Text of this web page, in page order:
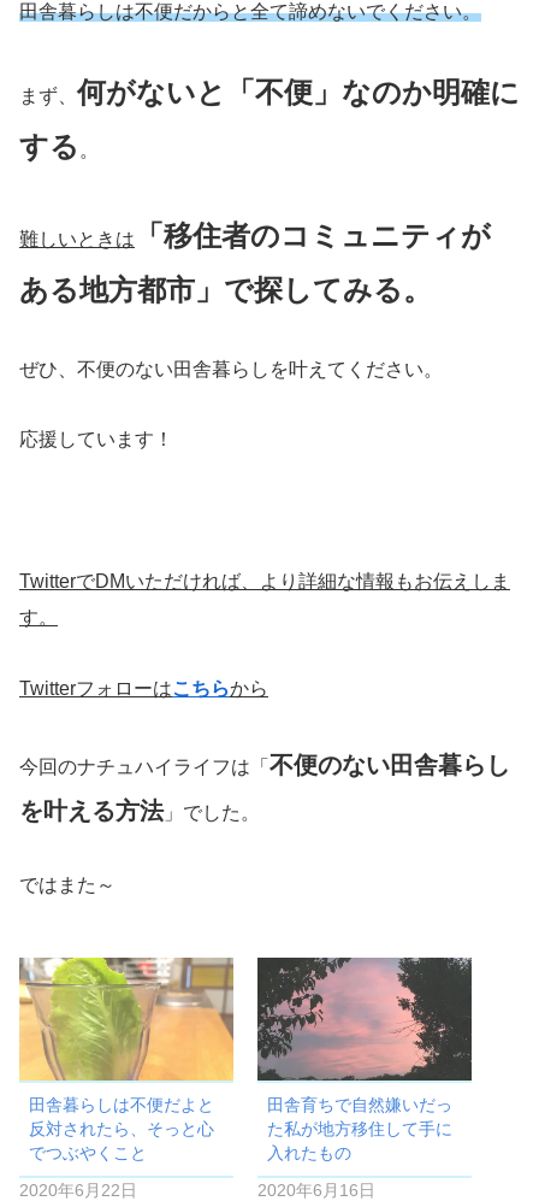
田舎暮らしは不便だからと全て諦めないでください。
まず、何がないと「不便」なのか明確に
する 。
難しいときは
「移住者のコミュニティが
ある地方都市」で探してみる。
ぜひ、不便のない田舎暮らしを叶えてください。
応援しています！
TwitterでDMいただければ、より詳細な情報もお伝えしま
す。
Twitterフォローはこちらから
今回のナチュハイライフは「 不便のない田舎暮らし
を叶える方法」でした。
ではまた～
田舎暮らしは不便だよと
反対されたら、そっと心
でつぶやくこと
2020年6月22日
田舎育ちで自然嫌いだっ
た私が地方移住して手に
入れたもの
2020年6月16日